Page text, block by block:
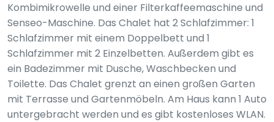
Kombimikrowelle und einer Filterkaffeemaschine und
Senseo-Maschine. Das Chalet hat 2 Schlafzimmer: 1
Schlafzimmer mit einem Doppelbett und 1
Schlafzimmer mit 2 Einzelbetten. Außerdem gibt es
ein Badezimmer mit Dusche, Waschbecken und
Toilette. Das Chalet grenzt an einen großen Garten
mit Terrasse und Gartenmöbeln. Am Haus kann 1 Auto
untergebracht werden und es gibt kostenloses WLAN.